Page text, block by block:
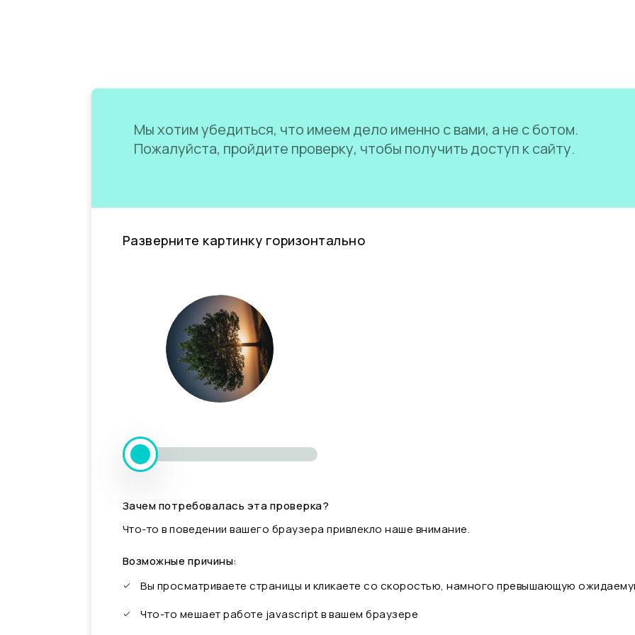
Мы хотим убедиться, что имеем дело именно с вами, а не с ботом.
Пожалуйста, пройдите проверку, чтобы получить доступ к сайту.
Разверните картинку горизонтально
Зачем потребовалась эта проверка?
Что-то в поведении вашего браузера привлекло наше внимание.
Возможные причины:
Вы просматриваете страницы и кликаете со скоростью, намного превышающую
Что-то мешает работе javascript в вашем браузере